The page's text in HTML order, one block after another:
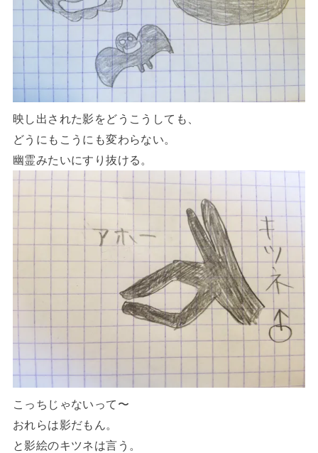
映し出された影をどうこうしても、
どうにもこうにも変わらない。
幽霊みたいにすり抜ける。
こっちじゃないって〜
おれらは影だもん。
と影絵のキツネは言う。